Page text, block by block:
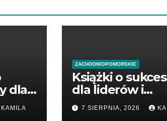
dla
KAMILA
ZACHODNIOPOMORSKIE
Książki o
dla liderów i
7 SIERPNIA, 2026